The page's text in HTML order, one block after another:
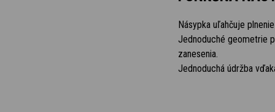
Násypka uľahčuje
Jednoduché geometrie
zanesenia.
Jednoduchá údržba